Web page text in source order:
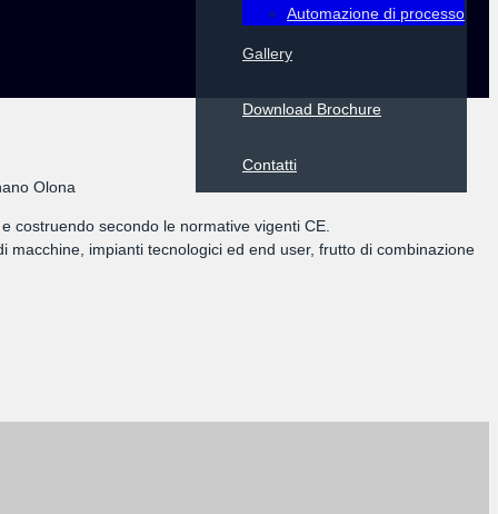
Automazione di processo
Gallery
Download Brochure
Contatti
Olona
costruendo secondo le normative vigenti CE.
impianti tecnologici ed end user, frutto di combinazione